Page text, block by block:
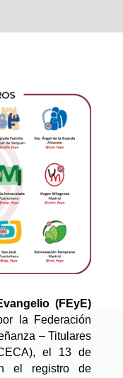
(FEyE)
la Federación
– Titulares
el 13 de
el registro de